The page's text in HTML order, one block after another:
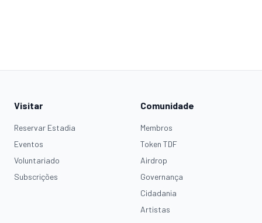
Visitar
Reservar Estadia
Eventos
Voluntariado
Subscrições
Comunidade
Membros
Token TDF
Airdrop
Governança
Cidadania
Artistas